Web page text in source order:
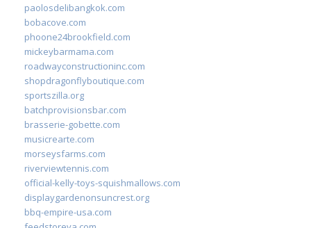
paolosdelibangkok.com
bobacove.com
phoone24brookfield.com
mickeybarmama.com
roadwayconstructioninc.com
shopdragonflyboutique.com
sportszilla.org
batchprovisionsbar.com
brasserie-gobette.com
musicrearte.com
morseysfarms.com
riverviewtennis.com
official-kelly-toys-squishmallows.com
displaygardenonsuncrest.org
bbq-empire-usa.com